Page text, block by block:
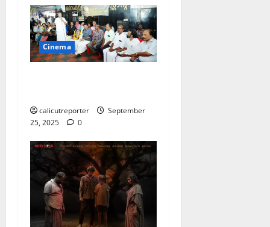
Cinema
calicutreporter
September
25, 2025
0